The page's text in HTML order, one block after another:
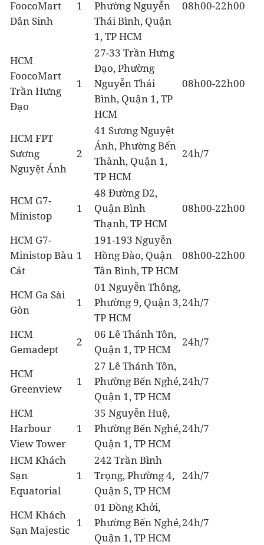
FoocoMart
Dân Sinh
1
Phường Nguyễn
Thái Bình, Quận
1, TP HCM
08h00-22h00
HCM
FoocoMart
Trần Hưng
Đạo
1
27-33 Trần Hưng
Đạo, Phường
Nguyễn Thái
Bình, Quận 1, TP
HCM
08h00-22h00
HCM FPT
Sương
Nguyệt Ánh
2
41 Sương Nguyệt
Ánh, Phường Bến
Thành, Quận 1,
TP HCM
24h/7
HCM G7-
Ministop
1
48 Đường D2,
Quận Bình
Thạnh, TP HCM
08h00-22h00
HCM G7-
Ministop Bàu
Cát
1
191-193 Nguyễn
Hồng Đào, Quận
Tân Bình, TP HCM
08h00-22h00
HCM Ga Sài
Gòn
1
01 Nguyễn Thông,
Phường 9, Quận 3,
TP HCM
24h/7
HCM
Gemadept
2
06 Lê Thánh Tôn,
Quận 1, TP HCM
24h/7
HCM
Greenview
1
27 Lê Thánh Tôn,
Phường Bến Nghé,
Quận 1, TP HCM
24h/7
HCM
Harbour
View Tower
1
35 Nguyễn Huệ,
Phường Bến Nghé,
Quận 1, TP HCM
24h/7
HCM Khách
Sạn
Equatorial
1
242 Trần Bình
Trọng, Phường 4,
Quận 5, TP HCM
24h/7
HCM Khách
Sạn Majestic
1
01 Đồng Khởi,
Phường Bến Nghé,
Quận 1, TP HCM
24h/7